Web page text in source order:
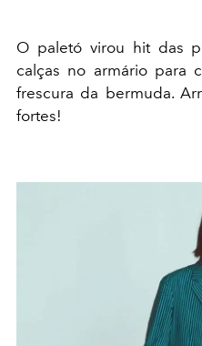
O paletó virou hit das
calças no armário para
frescura da bermuda.
fortes!